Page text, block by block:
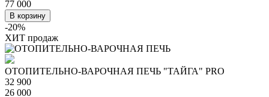
77 000
В корзину
-20%
ХИТ продаж
ОТОПИТЕЛЬНО-ВАРОЧНАЯ ПЕЧЬ "ТАЙГА" PRO
32 900
26 000